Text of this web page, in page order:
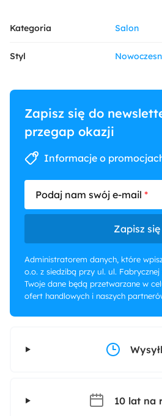
Kategoria Salon
Styl
Zapisz się do
przegap okazji
Informacje o
Podaj nam swój e-mail
Zapisz się
Administratorem danych, które
o.o. z siedzibą przy ul. ul. Fabrycznej
Twoje dane będą przetwarzane w
ofert handlowych i naszych
10 lat na